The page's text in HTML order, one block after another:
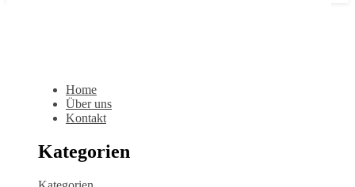
Home
Über uns
Kontakt
Kategorien